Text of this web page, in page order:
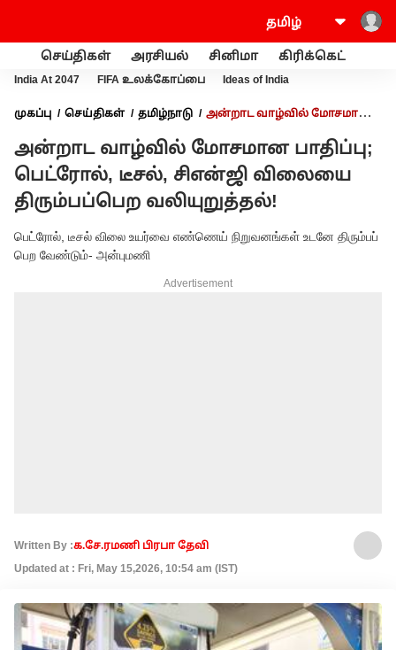
செய்திகள் அரசியல் சினிமா கிரிக்கெட்
India At 2047 FIFA உலக்கோப்பை Ideas of India
முகப்பு செய்திகள் தமிழ்நாடு
அன்றாட வாழ்வில் மோசமான
வலியுறுத்தல்!
அன்றாட வாழ்வில் மோசமான பாதிப்பு;
பெட்ரோல், டீசல், சிஎன்ஜி விலையை
திரும்பப்பெற வலியுறுத்தல்!
பெட்ரோல், டீசல் விலை உயர்வை எண்ணெய் நிறுவனங்கள் உடனே திரும்பப்
பெற வேண்டும்- அன்புமணி
Advertisement
Written By :க.சே.ரமணி பிரபா தேவி
Updated at : Fri, May 15,2026, 10:54 am (IST)